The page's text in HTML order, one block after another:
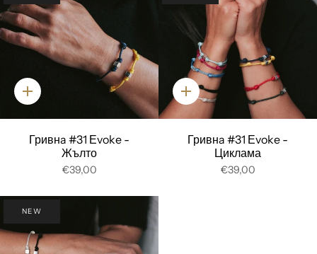
Добави
Гривнa #31 Еvoke -
Жълто
€39,00
Добави
Гривнa #31 Еvoke -
Циклама
€39,00
NEW